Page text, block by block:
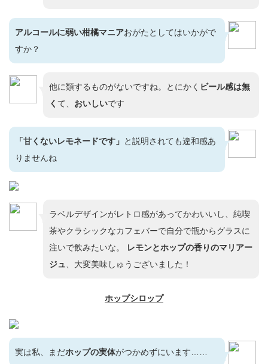
アルコールに弱い柑橘マニアおがたとしてはいかがで
すか？
他に類するものがないですね。とにかく ビール感は無
く て、 おいしいです
「甘くないレモネードです」 と説明されても違和感あ
りませんね
ラベルデザインがレトロ感があってかわいいし、純喫
茶やクラシックなカフェバーで自分で瓶からグラスに
注いで飲みたいな。
レモンとホップの香りのマリアー
ジュ
、大変美味しゅうございました！
ホップシロップ
実は私、まだホップの実体がつかめずにいます……